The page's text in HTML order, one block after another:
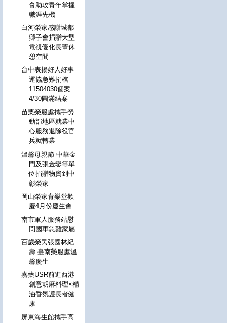
會助攻青年掌握
職涯先機
白河榮家感謝城都
獅子會捐贈大型
電視優化長輩休
憩空間
台中表揚好人好事
運協急難捐棺
11504030個案
4/30圓滿結案
苗栗榮服處攜手勞
動部地區就業中
心服務退除役官
兵就轉業
溫馨母親節 中華金
門及張金鑾等單
位捐贈物資到中
彰榮家
岡山榮家育樂堂歡
慶4月份慶生會
南市軍人服務站慰
問國軍急難家屬
百歲榮民張國林紀
壽 臺南榮服處溫
馨慶生
嘉藥USR前進西港
創意胡麻料理×精
油香氛護長者健
康
屏東海生館攜手高